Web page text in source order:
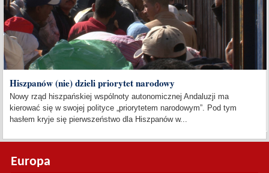
Hiszpanów (nie) dzieli priorytet narodowy
Nowy rząd hiszpańskiej wspólnoty autonomicznej Andaluzji ma
kierować się w swojej polityce „priorytetem narodowym”. Pod tym
hasłem kryje się pierwszeństwo dla Hiszpanów w...
Europa